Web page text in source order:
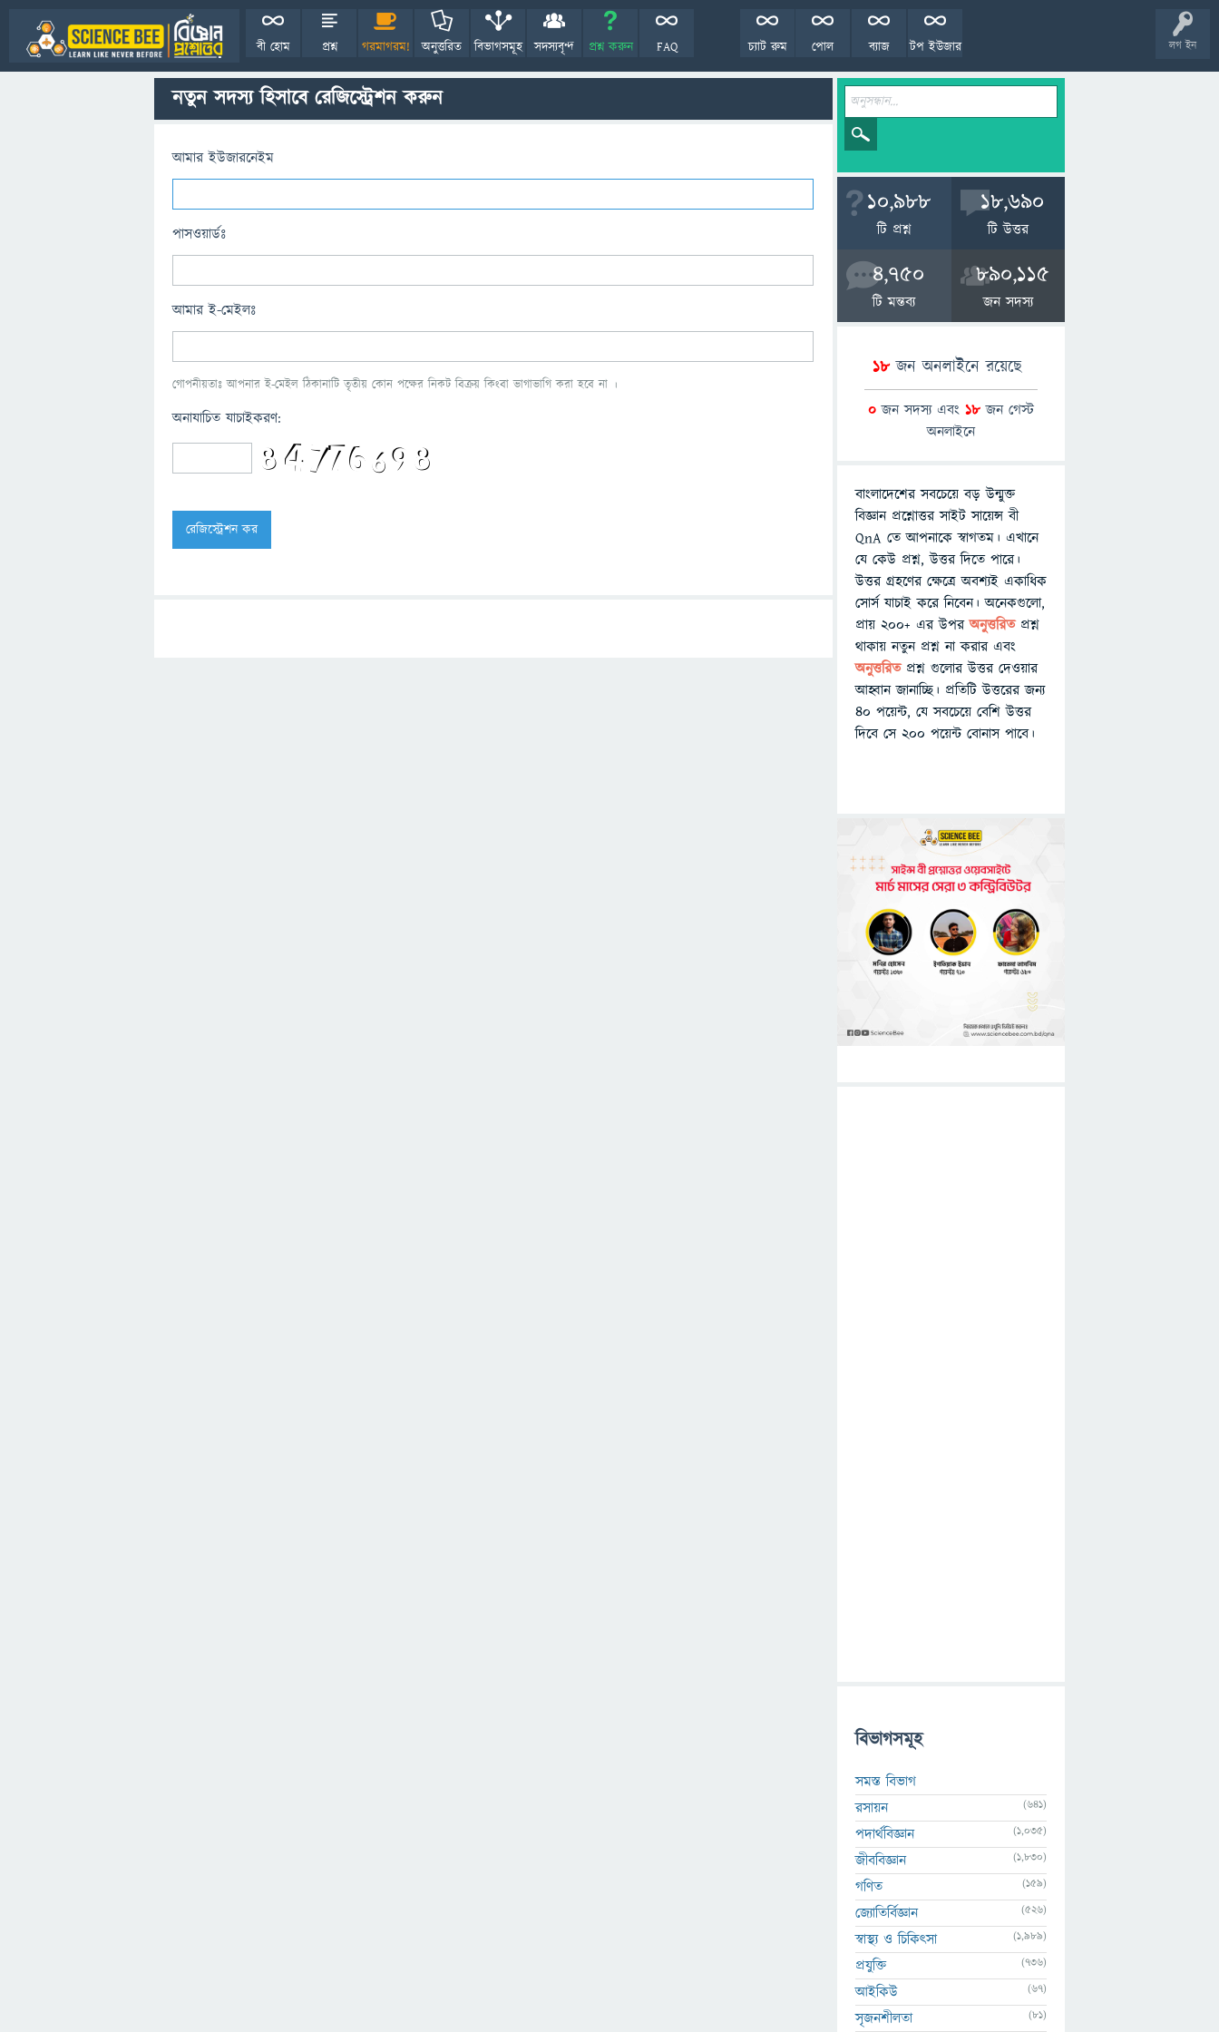
লগ ইন
বী হোম প্রশ্ন গরমাগরম! অনুত্তরিত বিভাগসমূহ সদস্যবৃন্দ প্রশ্ন করুন FAQ টপ ইউজার
ব্যাজ
পোল
চ্যাট রুম
নতুন সদস্য হিসাবে রেজিস্ট্রেশন করুন
আমার ইউজারনেইম
পাসওয়ার্ডঃ
আমার ই-মেইলঃ
গোপনীয়তাঃ আপনার ই-মেইল ঠিকানাটি তৃতীয় কোন পক্ষের নিকট বিক্রয় কিংবা ভাগাভাগি করা হবে না ।
অনাযাচিত যাচাইকরণ:
10,988
টি প্রশ্ন
18,690
টি উত্তর
4,750
টি মন্তব্য
890,115
জন সদস্য
18জন অনলাইনে রয়েছে
0 জন সদস্য এবং 18 জন গেস্ট
অনলাইনে
বাংলাদেশের সবচেয়ে বড় উন্মুক্ত
বিজ্ঞান প্রশ্নোত্তর সাইট সায়েন্স বী
QnA তে আপনাকে স্বাগতম। এখানে
যে কেউ প্রশ্ন, উত্তর দিতে পারে।
উত্তর গ্রহণের ক্ষেত্রে অবশ্যই একাধিক
সোর্স যাচাই করে নিবেন। অনেকগুলো,
প্রায় ২০০+ এর উপরঅনুত্তরিতপ্রশ্ন
থাকায় নতুন প্রশ্ন না করার এবং
অনুত্তরিত প্রশ্ন গুলোর উত্তর দেওয়ার
আহ্বান জানাচ্ছি। প্রতিটি উত্তরের জন্য
৪০ পয়েন্ট, যে সবচেয়ে বেশি উত্তর
দিবে সে ২০০ পয়েন্ট বোনাস পাবে।
বিভাগসমূহ
সমস্ত বিভাগ
রসায়ন
(641)
পদার্থবিজ্ঞান (1,035)
জীববিজ্ঞান (1,830)
গণিত (159)
জ্যোতির্বিজ্ঞান (526)
স্বাস্থ্য ও চিকিৎসা (1,989)
প্রযুক্তি (736)
আইকিউ (67)
সৃজনশীলতা (81)